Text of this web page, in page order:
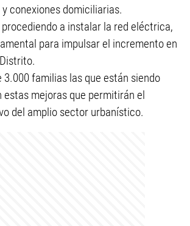
conexiones domiciliarias.
a instalar la red eléctrica,
para impulsar el incremento en
3.000 familias las que están siendo
estas mejoras que permitirán el
del amplio sector urbanístico.